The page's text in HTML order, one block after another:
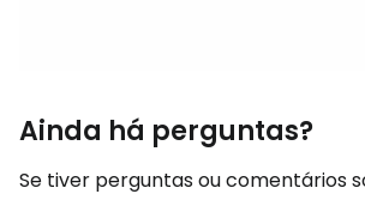
Ainda há perguntas?
Se tiver perguntas ou comentários